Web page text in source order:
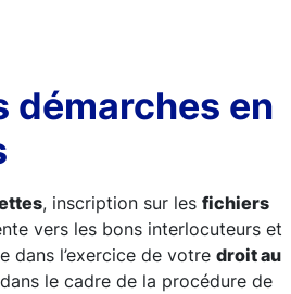
démarches en
, inscription sur les fichiers
vers les bons interlocuteurs et
dans l’exercice de votre droit au
le cadre de la procédure de